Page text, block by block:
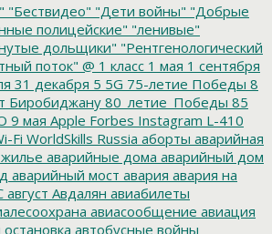
"Бествидео" "Дети войны" "Добрые
полицейские" "ленивые"
дольщики" "Рентгенологический
поток" @ 1 класс 1 мая 1 сентября
31 декабря 5 5G 75-летие Победы 8
Биробиджану 80_летие_Победы 85
9 мая Apple Forbes Instagram L-410
Fi WorldSkills Russia аборты аварийная
аварийные дома аварийный дом
аварийный мост авария авария на
август Авдалян авиабилеты
авиасообщение авиация
автобусные войны